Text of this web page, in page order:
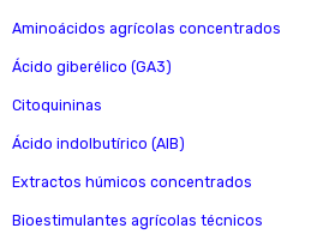
Aminoácidos agrícolas concentrados
Ácido giberélico (GA3)
Citoquininas
Ácido indolbutírico (AIB)
Extractos húmicos concentrados
Bioestimulantes agrícolas técnicos